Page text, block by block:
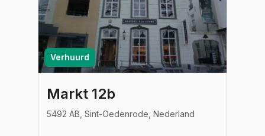
Verhuurd
Markt 12b
5492 AB, Sint-Oedenrode, Nederland